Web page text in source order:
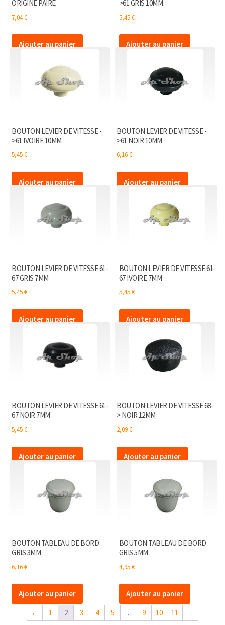
ORIGINE PAIRE
7,04€
Ajouter au panier
>61 GRIS 10MM
5,45€
Ajouter au panier
BOUTON LEVIER DE VITESSE -
>61 IVOIRE 10MM
5,45€
Ajouter au panier
BOUTON LEVIER DE VITESSE -
>61 NOIR 10MM
6,16€
Ajouter au panier
BOUTON LEVIER DE VITESSE 61-
67 GRIS 7MM
5,45€
Ajouter au panier
BOUTON LEVIER DE VITESSE 61-
67 IVOIRE 7MM
5,45€
Ajouter au panier
BOUTON LEVIER DE VITESSE 61-
67 NOIR 7MM
5,45€
Ajouter au panier
BOUTON LEVIER DE VITESSE 68-
> NOIR 12MM
2,09€
Ajouter au panier
BOUTON TABLEAU DE BORD
GRIS 3MM
6,16€
Ajouter au panier
BOUTON TABLEAU DE BORD
GRIS 5MM
4,95€
Ajouter au panier
← 1 2 3 4 5 … 9 10 11 →